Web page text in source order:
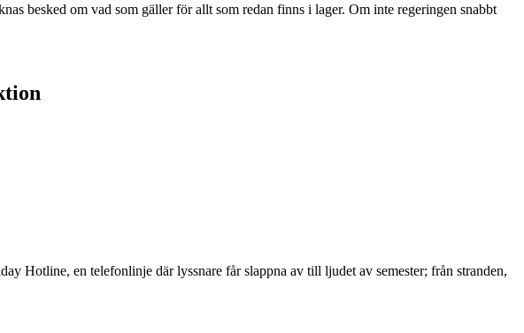
besked om vad som gäller för allt som redan finns i lager. Om inte regeringen snabbt
Hotline, en telefonlinje där lyssnare får slappna av till ljudet av semester; från stranden,